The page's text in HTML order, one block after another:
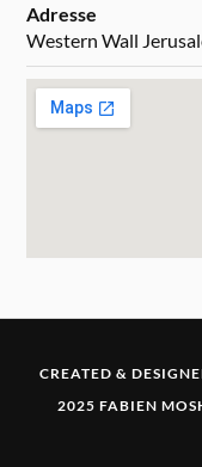
Adresse
Western Wall
CREATED &
2025 FABIEN